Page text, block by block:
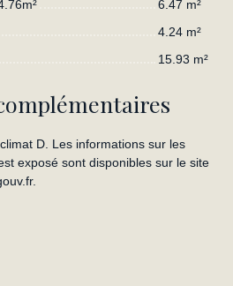
6.47 m²
4.24 m²
15.93 m²
D. Les informations sur les
exposé sont disponibles sur le site